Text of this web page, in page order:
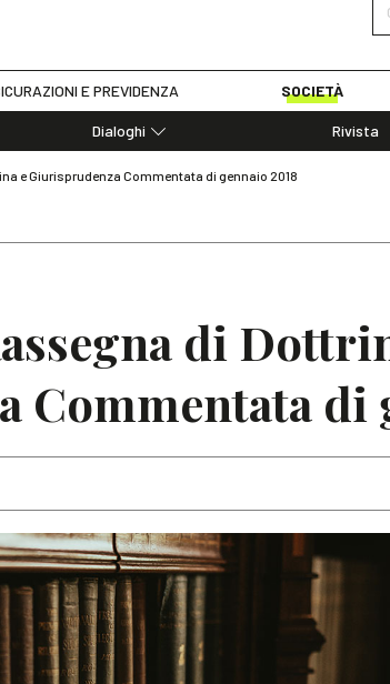
E PREVIDENZA SOCIETÀ
Dialoghi
Rivista
e Giurisprudenza Commentata di gennaio 2018
di
Commentata di